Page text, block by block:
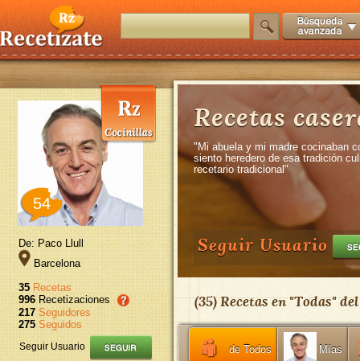
54
De: Paco Llull
Barcelona
35 Recetas
996 Recetizaciones
217 Seguidores
275 Seguidos
Seguir Usuario
Recetas
"Mi abuela y mi madre cocinaban
siento heredero de esa tradición
recetario tradicional"
Seguir Usuario
(35) Recetas en "Todas"
de Todos Mías